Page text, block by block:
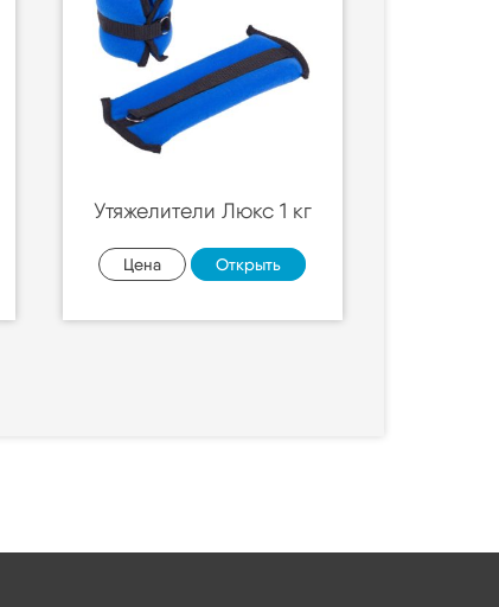
Утяжелители Люкс 1 кг
Цена Открыть